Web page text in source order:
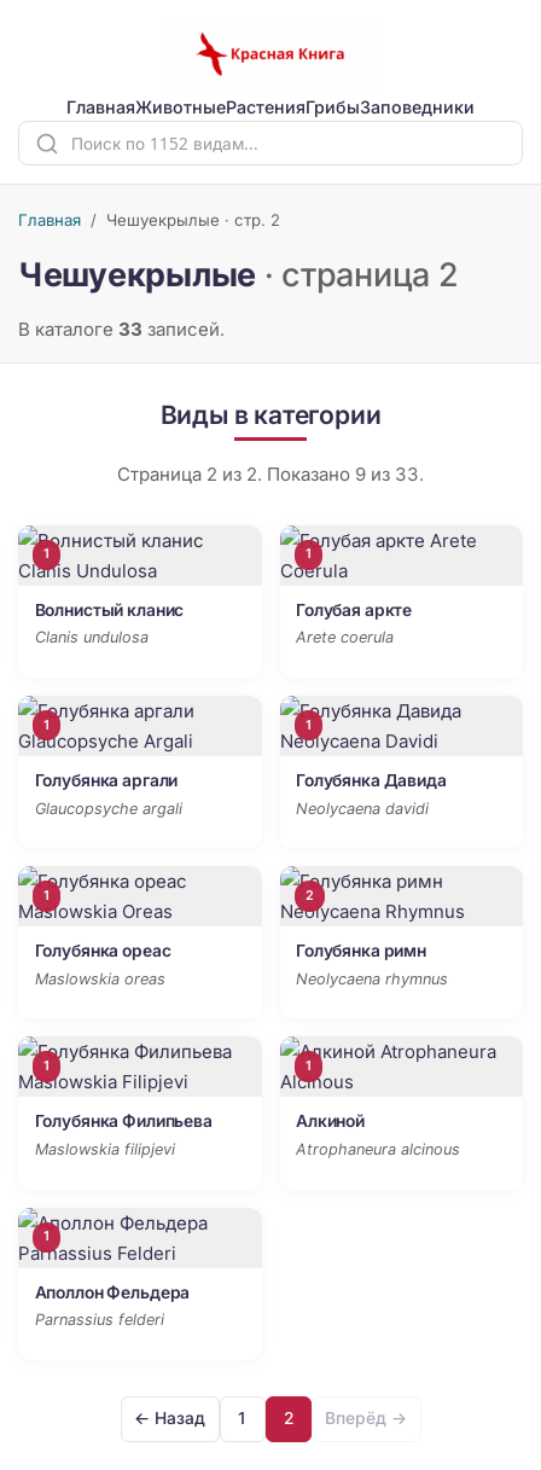
ГлавнаяЖивотныеРастенияГрибыЗаповедники
Главная / Чешуекрылые · стр. 2
Чешуекрылые · страница 2
В каталоге 33 записей.
Виды в категории
Страница 2 из 2. Показано 9 из 33.
1
Волнистый кланис
Clanis undulosa
1
Голубая аркте
Arete coerula
1
Голубянка аргали
Glaucopsyche argali
1
Голубянка Давида
Neolycaena davidi
1
Голубянка ореас
Maslowskia oreas
2
Голубянка римн
Neolycaena rhymnus
1
Голубянка Филипьева
Maslowskia filipjevi
1
Алкиной
Atrophaneura alcinous
1
Аполлон Фельдера
Parnassius felderi
← Назад 1 2 Вперёд →